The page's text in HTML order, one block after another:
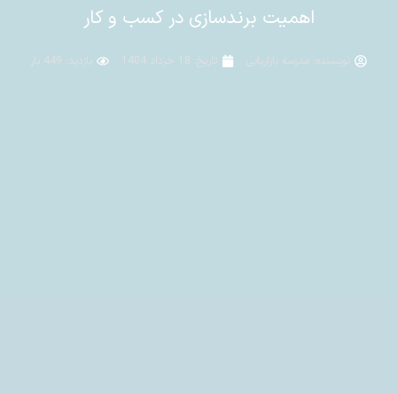
اهمیت برندسازی در کسب و کار
نویسنده: مدرسه بازاریابی تاریخ: 18 خرداد 1404 بازدید: 449 بار